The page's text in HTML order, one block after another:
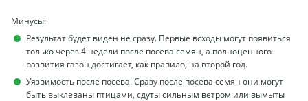
Минусы:
Результат будет виден не сразу. Первые всходы могут появиться
только через 4 недели после посева семян, а полноценного
развития газон достигает, как правило, на второй год.
Уязвимость после посева. Сразу после посева семян они могут
быть выклеваны птицами, сдуты сильным ветром или вымыты